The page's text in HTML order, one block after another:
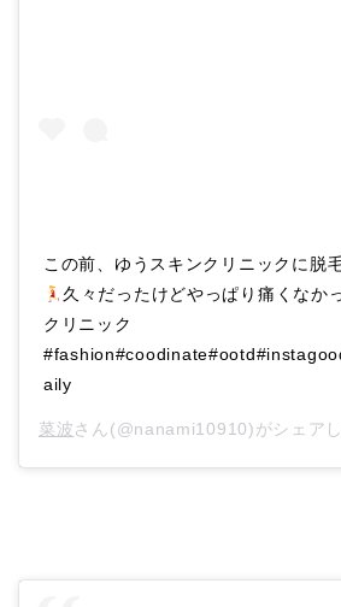
この前、ゆうスキンクリニックに脱
久々だったけどやっぱり痛くなか
クリニック
aily
菜波さん(@nanami10910)がシェア